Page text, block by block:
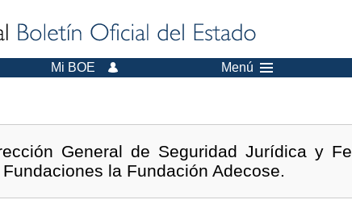
Mi BOE Menú
General de Seguridad Jurídica y Fe
la Fundación Adecose.